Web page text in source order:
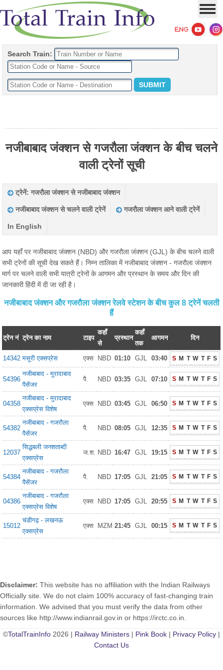
Search Train:
नजीबाबाद जंक्शन से गजरौला जंक्शन के बीच चलने
वाली ट्रेनों सूची
ट्रेनें: गजरौला जंक्शन से नजीबाबाद जंक्शन
नजीबाबाद जंक्शन से चलने वाली ट्रेनें गजरौला जंक्शन आने वाली ट्रेनें
In English
आप यहाँ पर नजीबाबाद जंक्शन (NBD) और गजरौला जंक्शन (GJL) के बीच चलने वाली
सभी ट्रेनों की सूची देख सकते हैं। निम्न तालिका में नजीबाबाद जंक्शन - गजरौला जंक्शन
मार्ग पर चलने वाली सभी यात्री ट्रेनों के आगमन और प्रस्थान के समय और दिन की
जानकारी हिंदी में दी जा रही है।
नजीबाबाद जंक्शन और गजरौला जंक्शन रेलवे स्टेशन के बीच कुल 8 ट्रेनें चलती
हैं
ट्रेन नं ट्रेन का नाम टाइप
कहाँ
से
प्रस्थान
कहाँ
तक
आगमन दिन
14342 मसूरी एक्सप्रेस एक्स NBD 01:10 GJL 03:40 S M T W T F S
54396
नजीबाबाद - मुरादाबाद
पैसेंजर
पै. NBD 03:35 GJL 07:10 S M T W T F S
04358
नजीबाबाद - मुरादाबाद
एक्सप्रेस विशेष
एक्स NBD 03:45 GJL 06:50 S M T W T F S
54382
नजीबाबाद - गजरौला
पैसेंजर
पै. NBD 08:05 GJL 12:35 S M T W T F S
12037
सिद्धबली जनशताब्दी
एक्सप्रेस
ज.श. NBD 16:47 GJL 19:15 S M T W T F S
54384
नजीबाबाद - गजरौला
पैसेंजर
पै. NBD 17:05 GJL 21:05 S M T W T F S
04386
नजीबाबाद - गजरौला
एक्सप्रेस विशेष
एक्स NBD 17:05 GJL 20:55 S M T W T F S
15012
चंडीगढ़ - लखनऊ
एक्सप्रेस
एक्स MZM 21:45 GJL 00:15 S M T W T F S
Disclaimer: This website has no affiliation with the Indian Railways
Officially site. We do not claim 100% accuracy of fast-changing train
information. We advised that you must verify the data from other
sources like http://www.indianrail.gov.in or https://irctc.co.in.
©TotalTrainInfo 2026 | Railway Ministers | Pink Book | Privacy Policy |
Contact Us